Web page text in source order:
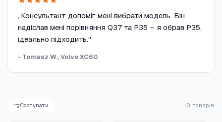
„Консультант допоміг мені вибрати модель. Він
надіслав мені порівняння Q37 та P35 – я обрав P35,
ідеально підходить."
- Tomasz W., Volvo XC60
Сортувати 10 товарів